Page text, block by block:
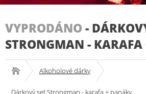
VYPRODÁNO -
STRONGMAN -
Alkoholové dárky
Dárkový set Strongman - karafa + panáky